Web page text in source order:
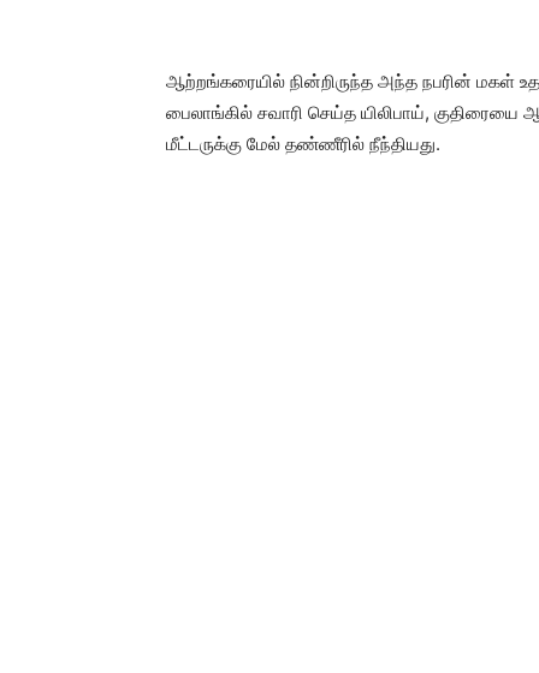
ஆற்றங்கரையில் நின்றிருந்த அந்த நபரின் மகள்
பைலாங்கில் சவாரி செய்த யிலிபாய்,
மீட்டருக்கு மேல் தண்ணீரில் நீந்தியது.